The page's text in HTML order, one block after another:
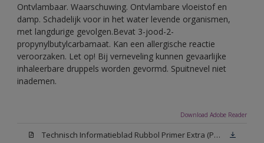
Ontvlambaar. Waarschuwing. Ontvlambare vloeistof en
damp. Schadelijk voor in het water levende organismen,
met langdurige gevolgen.Bevat 3-jood-2-
propynylbutylcarbamaat. Kan een allergische reactie
veroorzaken. Let op! Bij verneveling kunnen gevaarlijke
inhaleerbare druppels worden gevormd. Spuitnevel niet
inademen.
Download Adobe Reader
Technisch Informatieblad Rubbol Primer Extra (PDF)